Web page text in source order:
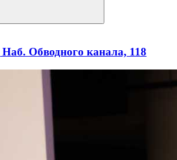
Обводного канала, 118